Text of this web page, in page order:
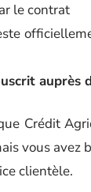
le contrat
auprès
Crédit
vous avez
clientèle.